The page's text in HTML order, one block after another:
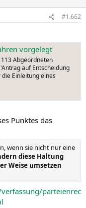
#1.662
vorgelegt
Abgeordneten
auf Entscheidung
Einleitung eines
Punktes das
wenn sie nicht nur eine
diese Haltung
Weise umsetzen
parteienrec